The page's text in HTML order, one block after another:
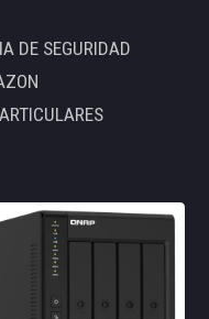
DE SEGURIDAD